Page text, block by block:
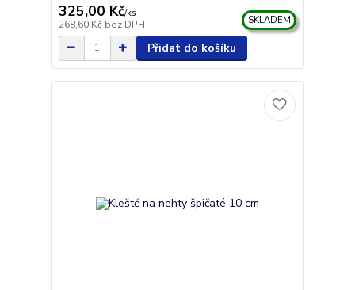
325,00 Kč/ks
268,60 Kč bez DPH SKLADEM
Přidat do košíku